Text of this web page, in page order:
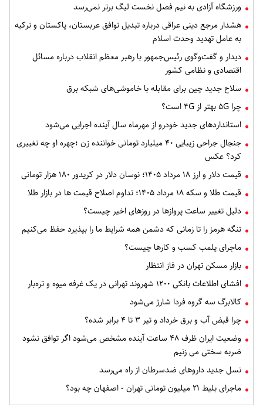
ورزشگاه آزادی به نیم فصل نخست لیگ برتر نمی‌رسد
هشدار مرجع دینی عراقی درباره تبدیل توافق عربستان، پاکستان و ترکیه
به عامل تهدید وحدت اسلام
دیدار و گفت‌وگوی رئیس‌جمهور با رهبر معظم انقلاب درباره مسائل
اقتصادی و نظامی کشور
سلاح جدید چین برای مقابله با خاموشی‌های شبکه برق
چرا ۵G بهتر از ۴G است؟
استانداردهای جدید خودرو از مهرماه سال آینده اجرایی می‌شود
جنجال جراحی زیبایی ۴۰ میلیارد تومانی خواننده زن ؛چهره او چه تغییری
کرد؟ عکس
قیمت دلار و ارز ۱۸ مرداد ۱۴۰۵​؛ نوسان دلار در کریدور ۱۸۰ هزار تومانی
قیمت طلا و سکه ۱۸ مرداد ۱۴۰۵؛ تداوم اصلاح قیمت ها در بازار طلا
دلیل تغییر ساعت پروازها در روزهای اخیر چیست؟
تنگه هرمز را تا زمانی که دشمن همه‌ شرایط ما را بپذیرد حفظ می‌کنیم
ماجرای پلمب کسب و کارها چیست؟
بازار مسکن تهران در فاز انتظار
افشای اطلاعات بانکی ۱۲۰۰ شهروند تهرانی در یک غرفه میوه و تره‌بار
کالابرگ سه گروه فردا شارژ می‌شود
چرا قبض آب و برق خرداد و تیر ۳ تا ۴ برابر شده؟
وضعیت ایران ظرف ۴۸ ساعت آینده مشخص می‌شود اگر توافق نشود
ضربه سختی می زنیم
نسل جدید داروهای ضدسرطان از راه می‌رسد
ماجرای بلیط ۲۱ میلیون تومانی تهران - اصفهان چه بود؟